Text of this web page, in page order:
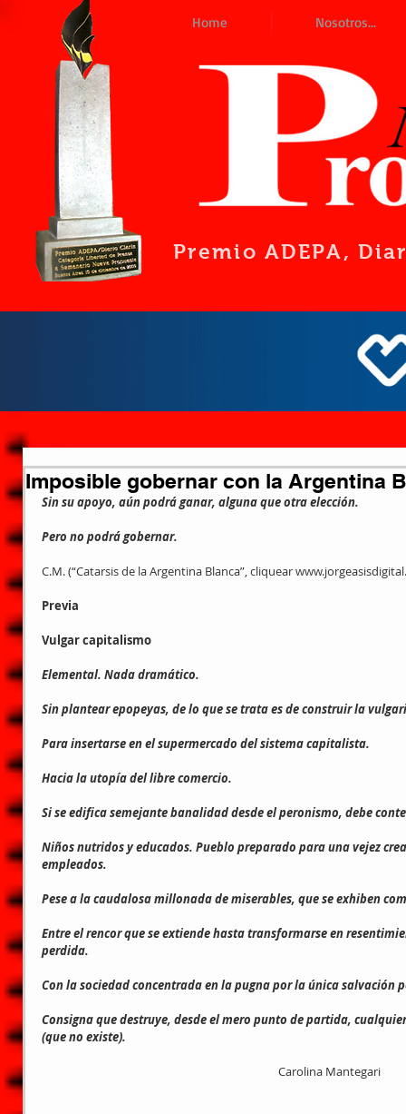
Home Nosotros...
Premio ADEPA,
Imposible gobernar con la Argentina
Sin su apoyo, aún podrá ganar, alguna que otra elección.
Pero no podrá gobernar.
C.M. (“Catarsis de la Argentina Blanca”, cliquear
Previa
Vulgar capitalismo
Elemental. Nada dramático.
Sin plantear epopeyas, de lo que se trata es de construir la
Para insertarse en el supermercado del sistema capitalista.
Hacia la utopía del libre comercio.
Si se edifica semejante banalidad desde el peronismo, debe
Niños nutridos y educados. Pueblo preparado para una vejez
empleados.
Pese a la caudalosa millonada de miserables, que se exhiben
Entre el rencor que se extiende hasta transformarse en
perdida.
Con la sociedad concentrada en la pugna por la única salvación
Consigna que destruye, desde el mero punto de partida,
(que no existe).
                                                                                       Carolina Mantegari